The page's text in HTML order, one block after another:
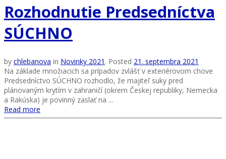
Rozhodnutie Predsedníctva
SÚCHNO
by chlebanova in Novinky 2021 . Posted 21. septembra 2021
Na základe množiacich sa prípadov zvlášť v exteriérovom chove
Predsedníctvo SÚCHNO rozhodlo, že majiteľ suky pred
plánovaným krytím v zahraničí (okrem Českej republiky, Nemecka
a Rakúska) je povinný zaslať na ...
Read more